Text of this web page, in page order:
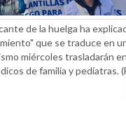
de la huelga ha
que se traduce en
miércoles trasladarán
de familia y pediatras.